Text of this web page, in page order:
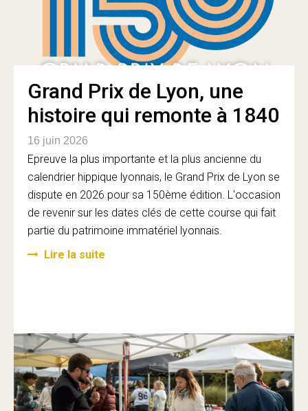
Grand Prix de Lyon, une
histoire qui remonte à 1840
16 juin 2026
Epreuve la plus importante et la plus ancienne du
calendrier hippique lyonnais, le Grand Prix de Lyon se
dispute en 2026 pour sa 150ème édition. L'occasion
de revenir sur les dates clés de cette course qui fait
partie du patrimoine immatériel lyonnais.
Lire la suite